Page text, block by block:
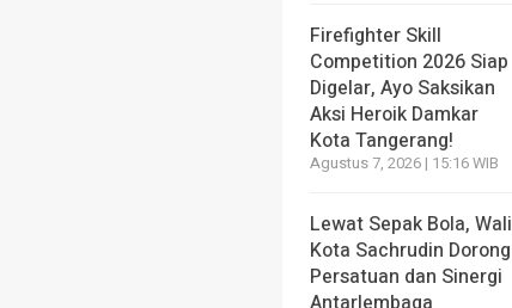
Firefighter Skill
Competition 2026 Siap
Digelar, Ayo Saksikan
Aksi Heroik Damkar
Kota Tangerang!
Agustus 7, 2026 | 15:16 WIB
Lewat Sepak Bola, Wali
Kota Sachrudin Dorong
Persatuan dan Sinergi